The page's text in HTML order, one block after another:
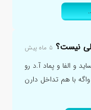
نیست؟ ۵ ماه پیش
و الفا و پماد آ.د رو
با هم تداخل دارن